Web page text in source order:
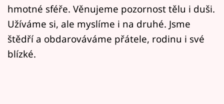
Sledujte nás
hmotné sféře. Věnujeme pozornost tělu i duši.
Užíváme si, ale myslíme i na druhé. Jsme
štědří a obdarováváme přátele, rodinu i své
blízké.